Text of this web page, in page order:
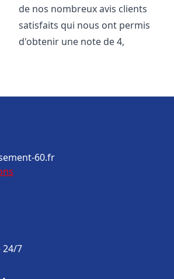
de nos nombreux avis clients
satisfaits qui nous ont permis
d'obtenir une note de 4,
60.fr
24/7